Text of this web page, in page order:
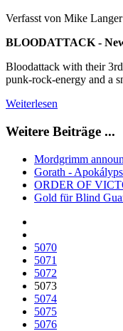
Verfasst von Mike
BLOODATTACK -
Bloodattack with their
punk-rock-energy and a
Weiterlesen
Weitere Beiträge ...
Mordgrimm
Gorath -
ORDER OF
Gold für Blind
5070
5071
5072
5073
5074
5075
5076